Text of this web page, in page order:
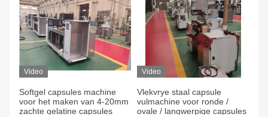
Video
Softgel capsules machine
voor het maken van 4-20mm
zachte gelatine capsules
Video
Vlekvrye staal capsule
vulmachine voor ronde /
ovale / langwerpige capsules